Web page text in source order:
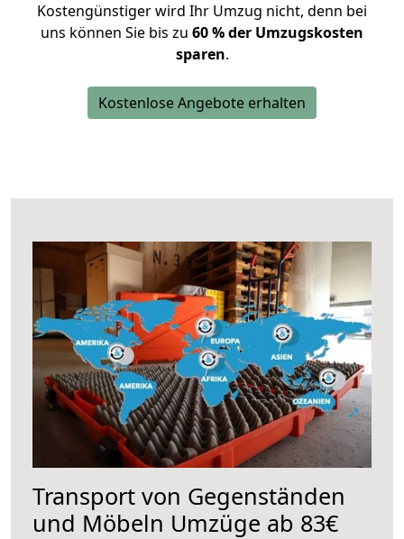
Kostengünstiger wird Ihr Umzug nicht, denn bei
uns können Sie bis zu 60 % der Umzugskosten
sparen.
Kostenlose Angebote erhalten
Transport von Gegenständen
und Möbeln Umzüge ab 83€